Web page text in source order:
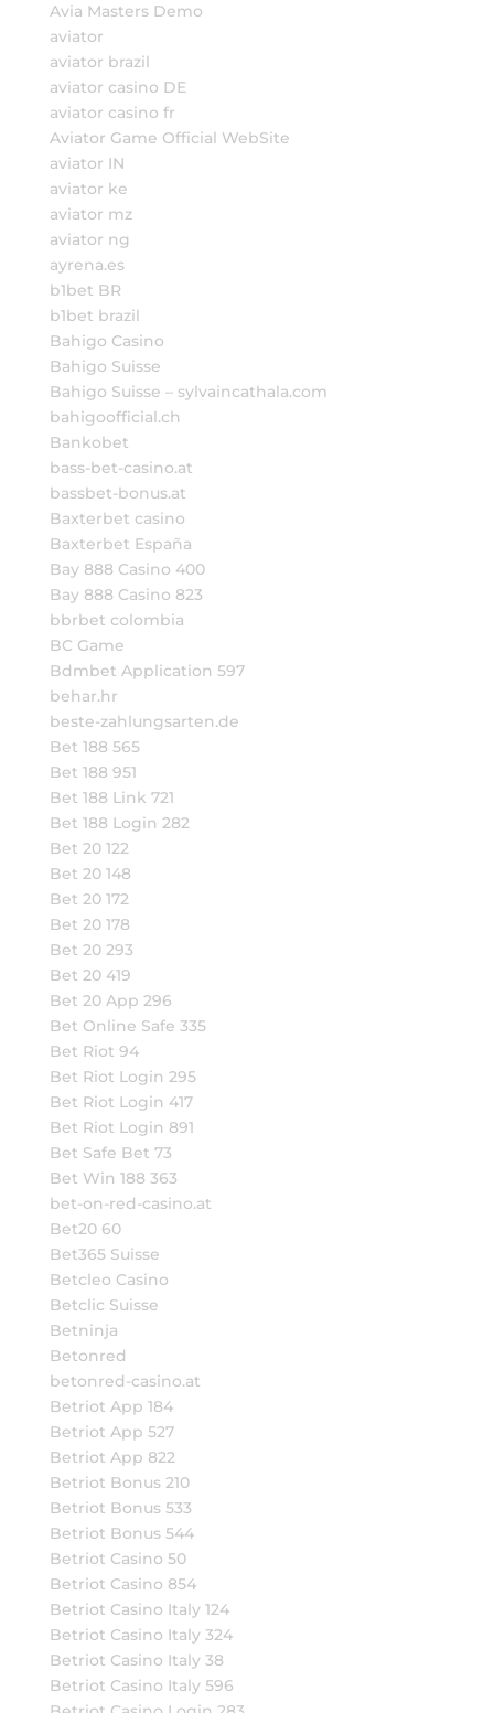
Avia Masters Demo
aviator
aviator brazil
aviator casino DE
aviator casino fr
Aviator Game Official WebSite
aviator IN
aviator ke
aviator mz
aviator ng
ayrena.es
b1bet BR
b1bet brazil
Bahigo Casino
Bahigo Suisse
Bahigo Suisse – sylvaincathala.com
bahigoofficial.ch
Bankobet
bass-bet-casino.at
bassbet-bonus.at
Baxterbet casino
Baxterbet España
Bay 888 Casino 400
Bay 888 Casino 823
bbrbet colombia
BC Game
Bdmbet Application 597
behar.hr
beste-zahlungsarten.de
Bet 188 565
Bet 188 951
Bet 188 Link 721
Bet 188 Login 282
Bet 20 122
Bet 20 148
Bet 20 172
Bet 20 178
Bet 20 293
Bet 20 419
Bet 20 App 296
Bet Online Safe 335
Bet Riot 94
Bet Riot Login 295
Bet Riot Login 417
Bet Riot Login 891
Bet Safe Bet 73
Bet Win 188 363
bet-on-red-casino.at
Bet20 60
Bet365 Suisse
Betcleo Casino
Betclic Suisse
Betninja
Betonred
betonred-casino.at
Betriot App 184
Betriot App 527
Betriot App 822
Betriot Bonus 210
Betriot Bonus 533
Betriot Bonus 544
Betriot Casino 50
Betriot Casino 854
Betriot Casino Italy 124
Betriot Casino Italy 324
Betriot Casino Italy 38
Betriot Casino Italy 596